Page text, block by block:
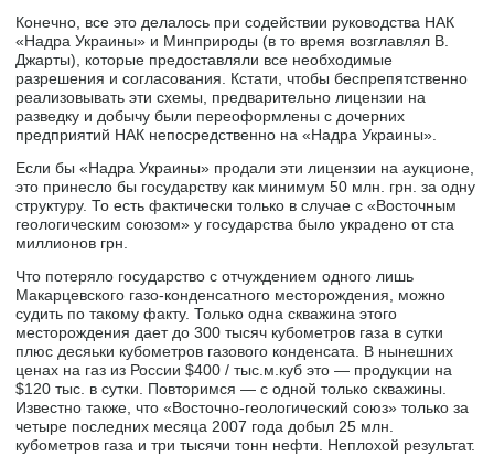
Конечно, все это делалось при содействии руководства НАК
«Надра Украины» и Минприроды (в то время возглавлял В.
Джарты), которые предоставляли все необходимые
разрешения и согласования. Кстати, чтобы беспрепятственно
реализовывать эти схемы, предварительно лицензии на
разведку и добычу были переоформлены с дочерних
предприятий НАК непосредственно на «Надра Украины».
Если бы «Надра Украины» продали эти лицензии на аукционе,
это принесло бы государству как минимум 50 млн. грн. за одну
структуру. То есть фактически только в случае с «Восточным
геологическим союзом» у государства было украдено от ста
миллионов грн.
Что потеряло государство с отчуждением одного лишь
Макарцевского газо-конденсатного месторождения, можно
судить по такому факту. Только одна скважина этого
месторождения дает до 300 тысяч кубометров газа в сутки
плюс десяьки кубометров газового конденсата. В нынешних
ценах на газ из России $400 / тыс.м.куб это — продукции на
$120 тыс. в сутки. Повторимся — с одной только скважины.
Известно также, что «Восточно-геологический союз» только за
четыре последних месяца 2007 года добыл 25 млн.
кубометров газа и три тысячи тонн нефти. Неплохой результат.